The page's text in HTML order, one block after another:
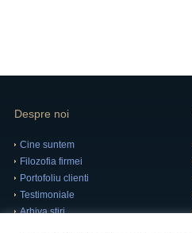
Despre noi
Cine suntem
Filozofia firmei
Portofoliu clienti
Testimoniale
Arhiva stiri